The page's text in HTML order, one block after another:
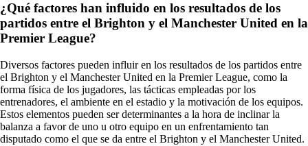
¿Qué factores han influido en los resultados de los
partidos entre el Brighton y el Manchester United en la
Premier League?
Diversos factores pueden influir en los resultados de los partidos entre
el Brighton y el Manchester United en la Premier League, como la
forma física de los jugadores, las tácticas empleadas por los
entrenadores, el ambiente en el estadio y la motivación de los equipos.
Estos elementos pueden ser determinantes a la hora de inclinar la
balanza a favor de uno u otro equipo en un enfrentamiento tan
disputado como el que se da entre el Brighton y el Manchester United.